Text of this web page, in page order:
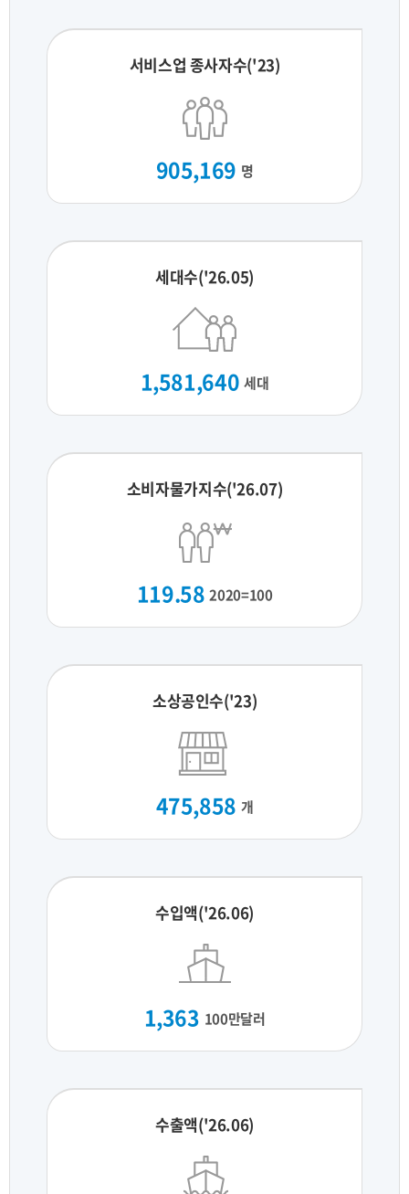
서비스업 종사자수('23)
905,169 명
세대수('26.05)
1,581,640 세대
소비자물가지수('26.07)
119.58 2020=100
소상공인수('23)
475,858 개
수입액('26.06)
1,363 100만달러
수출액('26.06)